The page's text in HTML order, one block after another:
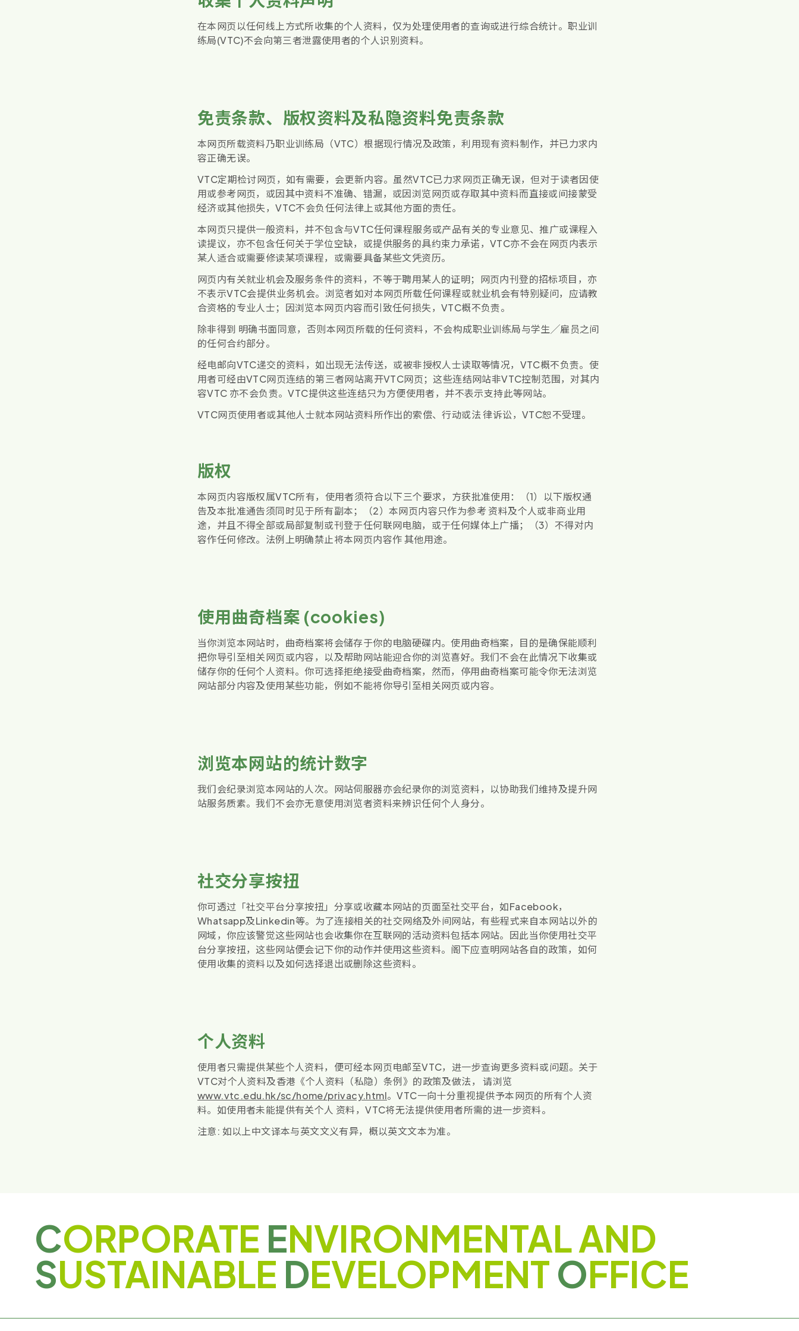
在本网页以任何线上方式所收集的个人资料，仅为处理使用者的查询或进行综合统计。职业训
练局(VTC)不会向第三者泄露使用者的个人识别资料。
免责条款、版权资料及私隐资料免责条款
本网页所载资料乃职业训练局（VTC）根据现行情况及政策，利用现有资料制作，并已力求内
容正确无误。
VTC定期检讨网页，如有需要，会更新内容。虽然VTC已力求网页正确无误，但对于读者因使
用或参考网页，或因其中资料不准确、错漏，或因浏览网页或存取其中资料而直接或间接蒙受
经济或其他损失，VTC不会负任何法律上或其他方面的责任。
本网页只提供一般资料，并不包含与VTC任何课程服务或产品有关的专业意见、推广或课程入
读提议，亦不包含任何关于学位空缺，或提供服务的具约束力承诺，VTC亦不会在网页内表示
某人适合或需要修读某项课程，或需要具备某些文凭资历。
网页内有关就业机会及服务条件的资料，不等于聘用某人的证明；网页内刊登的招标项目，亦
不表示VTC会提供业务机会。浏览者如对本网页所载任何课程或就业机会有特别疑问，应请教
合资格的专业人士；因浏览本网页内容而引致任何损失，VTC概不负责。
除非得到 明确书面同意，否则本网页所载的任何资料，不会构成职业训练局与学生╱雇员之间
的任何合约部分。
经电邮向VTC递交的资料，如出现无法传送，或被非授权人士读取等情况，VTC概不负责。使
用者可经由VTC网页连结的第三者网站离开VTC网页；这些连结网站非VTC控制范围，对其内
容VTC 亦不会负责。VTC提供这些连结只为方便使用者，并不表示支持此等网站。
VTC网页使用者或其他人士就本网站资料所作出的索偿、行动或法 律诉讼，VTC恕不受理。
版权
本网页内容版权属VTC所有，使用者须符合以下三个要求，方获批准使用：（1）以下版权通
告及本批准通告须同时见于所有副本；（2）本网页内容只作为参考 资料及个人或非商业用
途，并且不得全部或局部复制或刊登于任何联网电脑，或于任何媒体上广播；（3）不得对内
容作任何修改。法例上明确禁止将本网页内容作 其他用途。
使用曲奇档案 (cookies)
当你浏览本网站时，曲奇档案将会储存于你的电脑硬碟内。使用曲奇档案，目的是确保能顺利
把你导引至相关网页或内容，以及帮助网站能迎合你的浏览喜好。我们不会在此情况下收集或
储存你的任何个人资料。你可选择拒绝接受曲奇档案，然而，停用曲奇档案可能令你无法浏览
网站部分内容及使用某些功能，例如不能将你导引至相关网页或内容。
浏览本网站的统计数字
我们会纪录浏览本网站的人次。网站伺服器亦会纪录你的浏览资料，以协助我们维持及提升网
站服务质素。我们不会亦无意使用浏览者资料来辨识任何个人身分。
社交分享按扭
你可透过「社交平台分享按扭」分享或收藏本网站的页面至社交平台，如Facebook，
Whatsapp及Linkedin等。为了连接相关的社交网络及外间网站，有些程式来自本网站以外的
网域，你应该警觉这些网站也会收集你在互联网的活动资料包括本网站。因此当你使用社交平
台分享按扭，这些网站便会记下你的动作并使用这些资料。阁下应查明网站各自的政策，如何
使用收集的资料以及如何选择退出或删除这些资料。
个人资料
使用者只需提供某些个人资料，便可经本网页电邮至VTC，进一步查询更多资料或问题。关于
VTC对个人资料及香港《个人资料（私隐）条例》的政策及做法， 请浏览
www.vtc.edu.hk/sc/home/privacy.html。VTC一向十分重视提供予本网页的所有个人资
料。如使用者未能提供有关个人 资料，VTC将无法提供使用者所需的进一步资料。
注意: 如以上中文译本与英文文义有异，概以英文文本为准。
CORPORATE ENVIRONMENTAL AND
SUSTAINABLE DEVELOPMENTOFFICE